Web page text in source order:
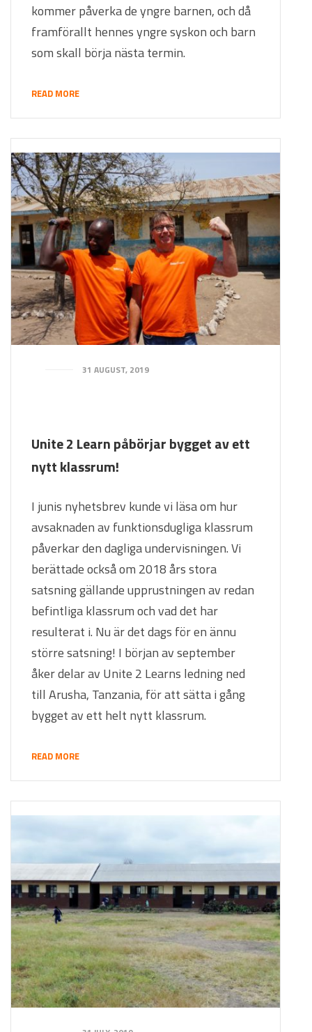
kommer påverka de yngre barnen, och då
framförallt hennes yngre syskon och barn
som skall börja nästa termin.
READ MORE
31 AUGUST, 2019
Unite 2 Learn påbörjar bygget av ett
nytt klassrum!
I junis nyhetsbrev kunde vi läsa om hur
avsaknaden av funktionsdugliga klassrum
påverkar den dagliga undervisningen. Vi
berättade också om 2018 års stora
satsning gällande upprustningen av redan
befintliga klassrum och vad det har
resulterat i. Nu är det dags för en ännu
större satsning! I början av september
åker delar av Unite 2 Learns ledning ned
till Arusha, Tanzania, för att sätta i gång
bygget av ett helt nytt klassrum.
READ MORE